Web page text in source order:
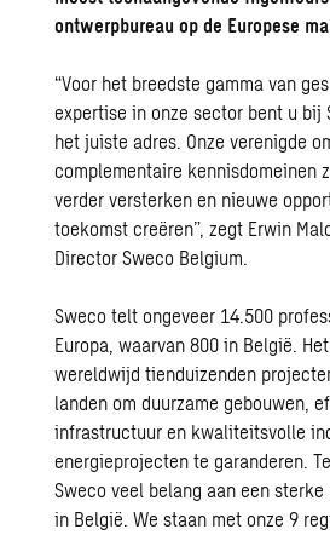
ontwerpbureau op de Europese
“Voor het breedste gamma van
expertise in onze sector bent u bij
het juiste adres. Onze verenigde
complementaire kennisdomeinen
verder versterken en nieuwe
toekomst creëren”, zegt Erwin
Director Sweco Belgium.
Sweco telt ongeveer 14.500
Europa, waarvan 800 in België.
wereldwijd tienduizenden
landen om duurzame gebouwen,
infrastructuur en kwaliteitsvolle
energieprojecten te garanderen.
Sweco veel belang aan een
in België. We staan met onze 9